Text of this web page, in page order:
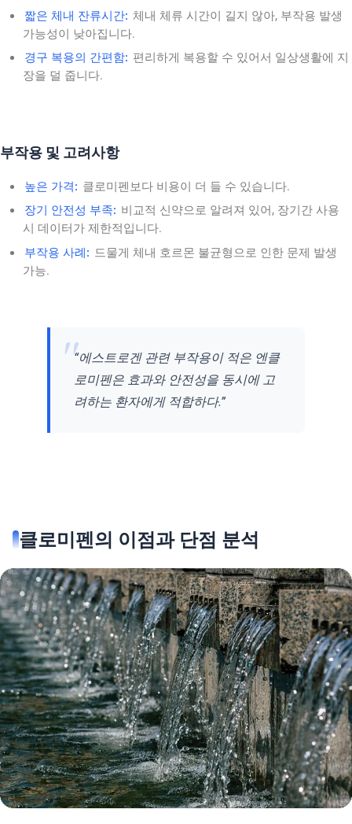
짧은 체내 잔류시간: 체내 체류 시간이 길지 않아, 부작용 발생
가능성이 낮아집니다.
경구 복용의 간편함: 편리하게 복용할 수 있어서 일상생활에 지
장을 덜 줍니다.
부작용 및 고려사항
높은 가격: 클로미펜보다 비용이 더 들 수 있습니다.
장기 안전성 부족: 비교적 신약으로 알려져 있어, 장기간 사용
시 데이터가 제한적입니다.
부작용 사례: 드물게 체내 호르몬 불균형으로 인한 문제 발생
가능.
“에스트로겐 관련 부작용이 적은 엔클
로미펜은 효과와 안전성을 동시에 고
려하는 환자에게 적합하다.”
클로미펜의 이점과 단점 분석